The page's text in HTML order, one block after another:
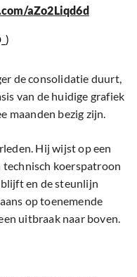
aZo2Liqd6d
de consolidatie duurt,
van de huidige grafiek
maanden bezig zijn.
Hij wijst op een
technisch koerspatroon
en de steunlijn
op toenemende
uitbraak naar boven.